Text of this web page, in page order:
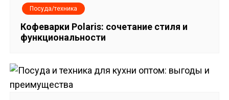
Посуда/техника
Кофеварки Polaris: сочетание стиля и
функциональности